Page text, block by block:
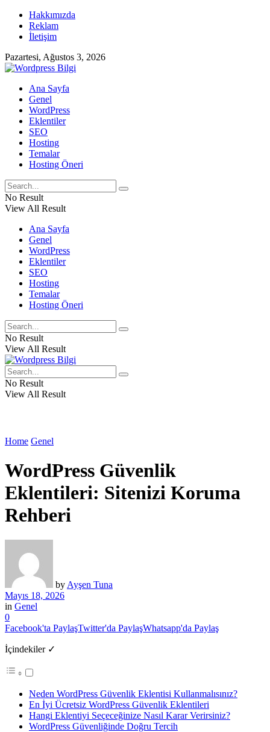
Hakkımızda
Reklam
İletişim
Pazartesi, Ağustos 3, 2026
Ana Sayfa
Genel
WordPress
Eklentiler
SEO
Hosting
Temalar
Hosting Öneri
No Result
View All Result
Ana Sayfa
Genel
WordPress
Eklentiler
SEO
Hosting
Temalar
Hosting Öneri
No Result
View All Result
No Result
View All Result
Home Genel
WordPress Güvenlik
Eklentileri: Sitenizi Koruma
Rehberi
by Ayşen Tuna
Mayıs 18, 2026
in Genel
0
Facebook'ta PaylaşTwitter'da PaylaşWhatsapp'da Paylaş
İçindekiler ✓
Neden WordPress Güvenlik Eklentisi Kullanmalısınız?
En İyi Ücretsiz WordPress Güvenlik Eklentileri
Hangi Eklentiyi Seçeceğinize Nasıl Karar Verirsiniz?
WordPress Güvenliğinde Doğru Tercih